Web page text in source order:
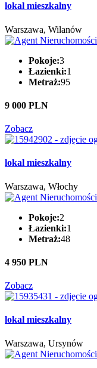
lokal mieszkalny
Warszawa, Wilanów
Pokoje:3
Łazienki:1
Metraż:95
9 000 PLN
Zobacz
lokal mieszkalny
Warszawa, Włochy
Pokoje:2
Łazienki:1
Metraż:48
4 950 PLN
Zobacz
lokal mieszkalny
Warszawa, Ursynów